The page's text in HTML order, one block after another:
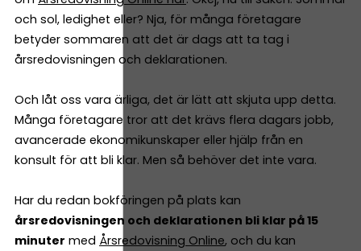
och sol, ledighet eller? Nja, för många företagare
betyder sommaren att det är dags att ta tag i
årsredovisningen och deklarationen.
Och låt oss vara ärliga, det är lätt att skjuta upp detta.
Många företagare tror att det krävs flera dagars jobb,
avancerade ekonomikunskaper eller hjälp från en
konsult för att bli klar. Men så behöver det inte vara.
Har du redan bokföringen på plats kan
årsredovisningen och deklarationen bli klar på 15
minuter med Årsredovisning Online, och du kan